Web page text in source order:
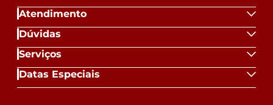
Atendimento
Dúvidas
Serviços
Datas Especiais